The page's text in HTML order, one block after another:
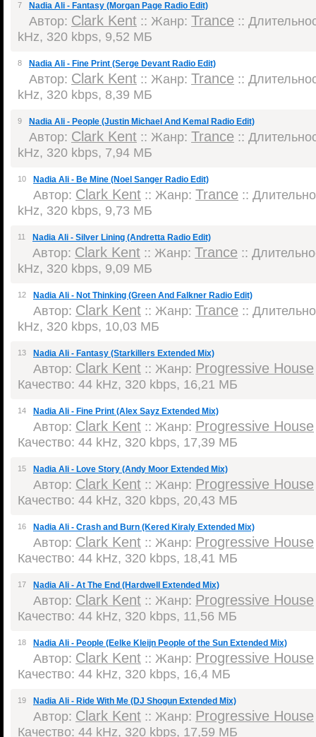
7 Nadia Ali - Fantasy (Morgan Page Radio Edit)
Автор: Clark Kent :: Жанр: Trance ::
kHz, 320 kbps, 9,52 МБ
8 Nadia Ali - Fine Print (Serge Devant Radio Edit)
Автор: Clark Kent :: Жанр: Trance ::
kHz, 320 kbps, 8,39 МБ
9 Nadia Ali - People (Justin Michael And Kemal Radio Edit)
Автор: Clark Kent :: Жанр: Trance ::
kHz, 320 kbps, 7,94 МБ
10 Nadia Ali - Be Mine (Noel Sanger Radio Edit)
Автор: Clark Kent :: Жанр: Trance ::
kHz, 320 kbps, 9,73 МБ
11 Nadia Ali - Silver Lining (Andretta Radio Edit)
Автор: Clark Kent :: Жанр: Trance ::
kHz, 320 kbps, 9,09 МБ
12 Nadia Ali - Not Thinking (Green And Falkner Radio Edit)
Автор: Clark Kent :: Жанр: Trance ::
kHz, 320 kbps, 10,03 МБ
13 Nadia Ali - Fantasy (Starkillers Extended Mix)
Автор: Clark Kent :: Жанр: Progressive House
Качество: 44 kHz, 320 kbps, 16,21 МБ
14 Nadia Ali - Fine Print (Alex Sayz Extended Mix)
Автор: Clark Kent :: Жанр: Progressive House
Качество: 44 kHz, 320 kbps, 17,39 МБ
15 Nadia Ali - Love Story (Andy Moor Extended Mix)
Автор: Clark Kent :: Жанр: Progressive House
Качество: 44 kHz, 320 kbps, 20,43 МБ
16 Nadia Ali - Crash and Burn (Kered Kiraly Extended Mix)
Автор: Clark Kent :: Жанр: Progressive House
Качество: 44 kHz, 320 kbps, 18,41 МБ
17 Nadia Ali - At The End (Hardwell Extended Mix)
Автор: Clark Kent :: Жанр: Progressive House
Качество: 44 kHz, 320 kbps, 11,56 МБ
18 Nadia Ali - People (Eelke Kleijn People of the Sun Extended Mix)
Автор: Clark Kent :: Жанр: Progressive House
Качество: 44 kHz, 320 kbps, 16,4 МБ
19 Nadia Ali - Ride With Me (DJ Shogun Extended Mix)
Автор: Clark Kent :: Жанр: Progressive House
Качество: 44 kHz, 320 kbps, 17,59 МБ